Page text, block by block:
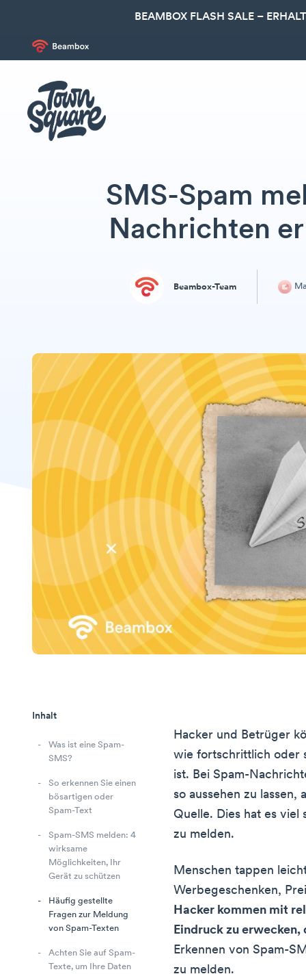
BEAMBOX FLASH SALE –
SMS-Spam
Nachrichten
Beambox-Team
Inhalt
Was ist eine Spam-
SMS?
So erkennen Sie einen
bösartigen oder
Spam-Text
Spam-SMS melden: 4
wirksame
Möglichkeiten, Ihr
Gerät zu schützen
Häufig gestellte
Fragen zur Meldung
von Spam-Texten
Achten Sie auf Spam-
Texte, um Ihre Daten
Hacker und Betrüger
wie fortschrittlich oder
ist. Bei Spam-
so aussehen zu lassen,
Quelle. Dies hat es
zu melden.
Menschen tappen
Werbegeschenken,
Hacker kommen mit
Eindruck zu erwecken,
Erkennen von Spam-
zu melden.